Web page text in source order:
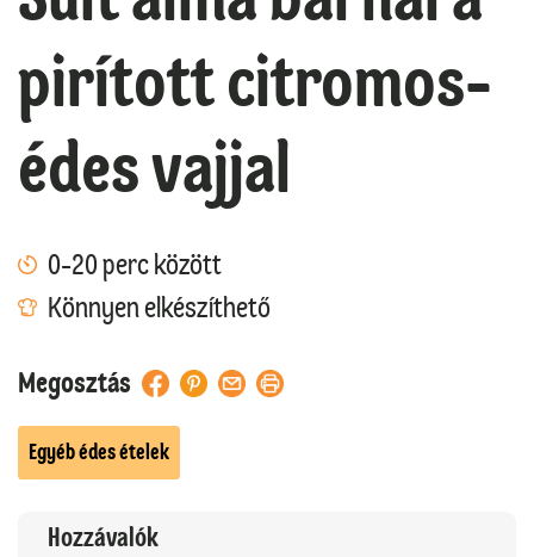
pirított citromos-
édes vajjal
0-20 perc között
Könnyen elkészíthető
Megosztás
Egyéb édes ételek
Hozzávalók